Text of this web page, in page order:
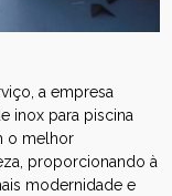
a empresa
inox para piscina
o melhor
proporcionando à
modernidade e